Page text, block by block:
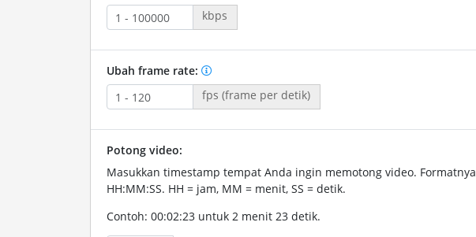
kbps
Ubah frame rate:
fps (frame per detik)
Potong video:
Masukkan timestamp tempat Anda ingin memotong video. Formatnya
HH:MM:SS. HH = jam, MM = menit, SS = detik.
Contoh: 00:02:23 untuk 2 menit 23 detik.